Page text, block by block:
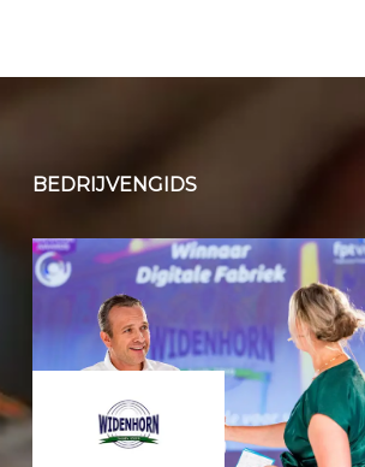
BEDRIJVENGIDS